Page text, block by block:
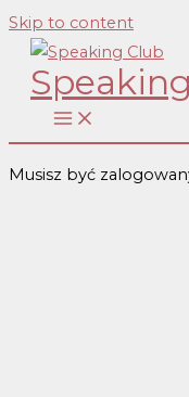
Skip to content
Musisz być